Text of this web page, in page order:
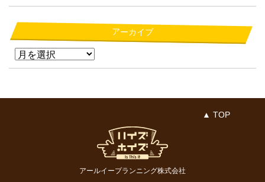
アーカイブ
▲ TOP
アールイープランニング株式会社